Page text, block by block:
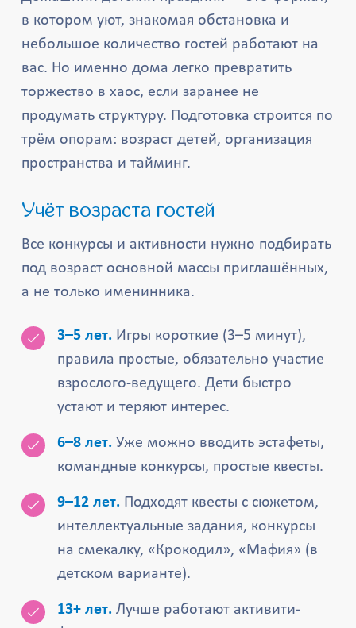
в котором уют, знакомая обстановка и
небольшое количество гостей работают на
вас. Но именно дома легко превратить
торжество в хаос, если заранее не
продумать структуру. Подготовка строится по
трём опорам: возраст детей, организация
пространства и тайминг.
Учёт возраста гостей
Все конкурсы и активности нужно подбирать
под возраст основной массы приглашённых,
а не только именинника.
3–5 лет. Игры короткие (3–5 минут),
правила простые, обязательно участие
взрослого-ведущего. Дети быстро
устают и теряют интерес.
6–8 лет. Уже можно вводить эстафеты,
командные конкурсы, простые квесты.
9–12 лет. Подходят квесты с сюжетом,
интеллектуальные задания, конкурсы
на смекалку, «Крокодил», «Мафия» (в
детском варианте).
13+ лет. Лучше работают активити-